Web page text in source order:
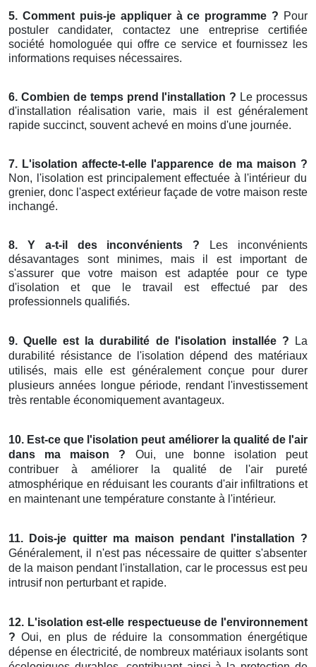
5. Comment puis-je appliquer à ce programme ? Pour
postuler candidater, contactez une entreprise certifiée
société homologuée qui offre ce service et fournissez les
informations requises nécessaires.
6. Combien de temps prend l'installation ? Le processus
d'installation réalisation varie, mais il est généralement
rapide succinct, souvent achevé en moins d'une journée.
7. L'isolation affecte-t-elle l'apparence de ma maison ?
Non, l'isolation est principalement effectuée à l'intérieur du
grenier, donc l'aspect extérieur façade de votre maison reste
inchangé.
8. Y a-t-il des inconvénients ? Les inconvénients
désavantages sont minimes, mais il est important de
s'assurer que votre maison est adaptée pour ce type
d'isolation et que le travail est effectué par des
professionnels qualifiés.
9. Quelle est la durabilité de l'isolation installée ? La
durabilité résistance de l'isolation dépend des matériaux
utilisés, mais elle est généralement conçue pour durer
plusieurs années longue période, rendant l'investissement
très rentable économiquement avantageux.
10. Est-ce que l'isolation peut améliorer la qualité de l'air
dans ma maison ? Oui, une bonne isolation peut
contribuer à améliorer la qualité de l'air pureté
atmosphérique en réduisant les courants d'air infiltrations et
en maintenant une température constante à l'intérieur.
11. Dois-je quitter ma maison pendant l'installation ?
Généralement, il n'est pas nécessaire de quitter s'absenter
de la maison pendant l'installation, car le processus est peu
intrusif non perturbant et rapide.
12. L'isolation est-elle respectueuse de l'environnement
? Oui, en plus de réduire la consommation énergétique
dépense en électricité, de nombreux matériaux isolants sont